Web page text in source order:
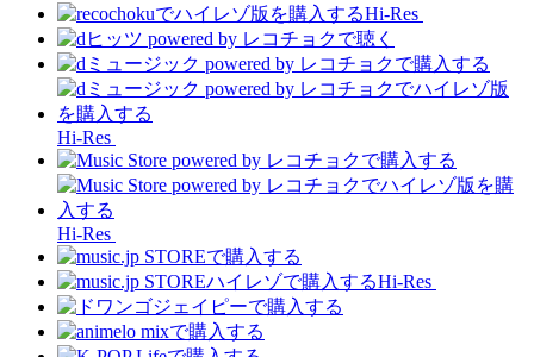
Hi-Res
Hi-Res
Hi-Res
Hi-Res